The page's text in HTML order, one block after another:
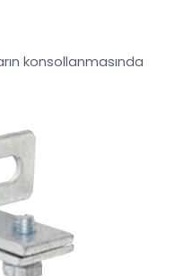
konsollanmasında